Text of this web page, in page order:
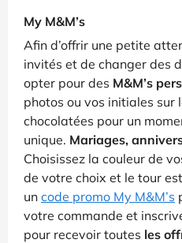
My M&M’s
Afin d’offrir une petite
invités et de changer des
opter pour des M&M’s
photos ou vos initiales sur
chocolatées pour un
unique. Mariages,
Choisissez la couleur de
de votre choix et le tour
un code promo My M&M’s
votre commande et
pour recevoir toutes les